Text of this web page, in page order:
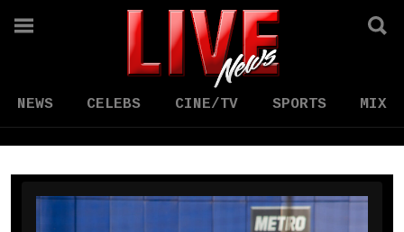
NEWS CELEBS CINE/TV SPORTS MIX